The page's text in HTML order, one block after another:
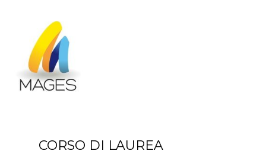
CORSO DI LAUREA